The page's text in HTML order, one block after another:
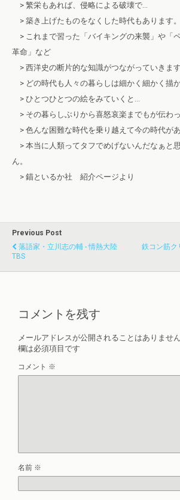
> 繁栄もあれば、侵略による破壊で…
> 築き上げたものをなくした時代もあります。
> これまで習った「バイキングの来襲」や「
革命」など
> 西洋史の断片的な知識がつながっていきます
> どの時代も人々の暮らしは細かく細かく描
> ひとつひとつの絵をみていくと…
> その暮らしぶりから喜怒哀楽までもが伝わっ
> 色んな困難な時代を乗り越えて今の時代が
> 本当に人類ってタフでめげないんだなぁと
ん。
> 錨といるか社 紹介ページより
Previous Post
落語家・立川志の輔 - 情熱大陸
TBS
鉄コン筋ク
コメントを残す
メールアドレスが公開されることはありません
欄は必須項目です
コメント ※
名前 ※